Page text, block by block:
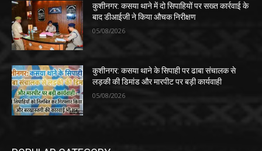
कुशीनगर: कसया थाने में दो सिपाहियों पर सख्त कार्रवाई के
बाद डीआईजी ने किया औचक निरीक्षण
05/08/2026
कुशीनगर: कसया थाने के सिपाही पर ढाबा संचालक से
लड़की की डिमांड और मारपीट पर बड़ी कार्यवाही
05/08/2026